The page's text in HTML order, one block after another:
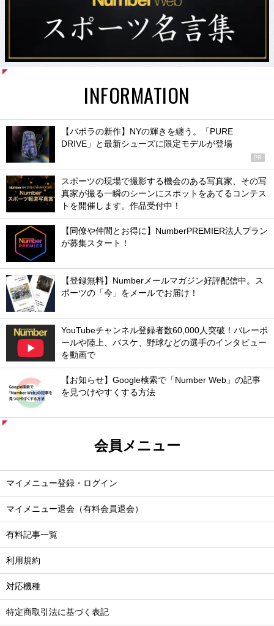
INFORMATION
【バボラの新作】NYの輝きを纏う。「PURE
DRIVE」と最新シューズに限定モデルが登場
PR
スポーツの現場で撮影する機会のある写真家、その写
真家が撮る一瞬のシーンにスポットをあてるコンテス
トを開催します。作品受付中！
【同僚や仲間とお得に】NumberPREMIER法人プラン
が募集スタート！
【登録無料】Numberメールマガジン好評配信中。ス
ポーツの「今」をメールでお届け！
YouTubeチャンネル登録者数60,000人突破！バレーボ
ールや陸上、バスケ、野球などの選手のインタビュー
を動画で
【お知らせ】Google検索で「Number Web」の記事
を見つけやすくする方法
会員メニュー
マイメニュー登録・ログイン
マイメニュー退会（有料会員退会）
有料記事一覧
利用規約
対応機種
特定商取引法に基づく表記